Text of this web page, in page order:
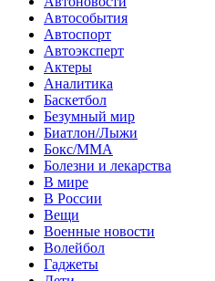
Автособытия
Автоспорт
Автоэксперт
Актеры
Аналитика
Баскетбол
Безумный мир
Биатлон/Лыжи
Бокс/MMA
Болезни и лекарства
В мире
В России
Вещи
Военные новости
Волейбол
Гаджеты